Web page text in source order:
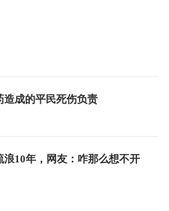
造成的平民死伤负责
10年，网友：咋那么想不开